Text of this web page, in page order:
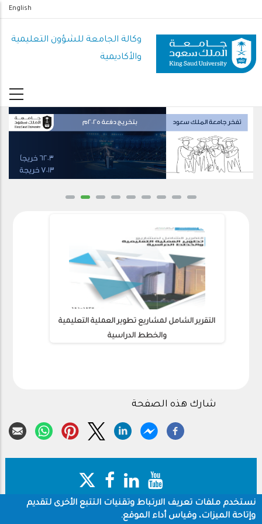
المحتوى
الرئيسي
English
وكالة الجامعة للشؤون التعليمية
والأكاديمية
التقرير الشامل لمشاريع تطوير العملية التعليمية
والخطط الدراسية
شارك هذه الصفحة
Footer حقوق النشر سياسة الخصوصية
نستخدم ملفات تعريف الارتباط وتقنيات التتبع الأخرى لتقديم
وإتاحة الميزات، وقياس أداء الموقع.